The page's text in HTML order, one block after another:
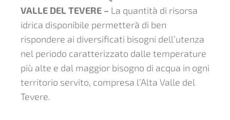
VALLE DEL TEVERE – La quantità di risorsa
idrica disponibile permetterà di ben
rispondere ai diversificati bisogni dell’utenza
nel periodo caratterizzato dalle temperature
più alte e dal maggior bisogno di acqua in ogni
territorio servito, compresa l’Alta Valle del
Tevere.